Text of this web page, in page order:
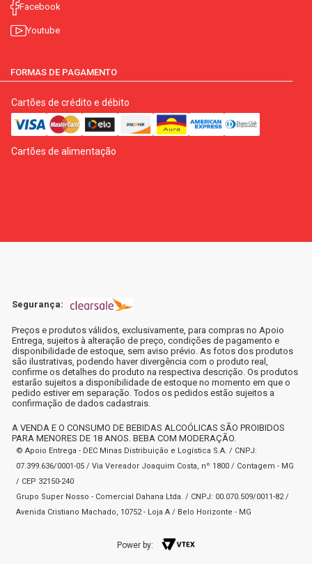
Facebook
Youtube
FORMAS DE PAGAMENTO
Cartões de crédito e débito
Cartões de alimentação
Segurança:
Preços e produtos válidos, exclusivamente, para compras no Apoio
Entrega, sujeitos à alteração de preço, condições de pagamento e
disponibilidade de estoque, sem aviso prévio. As fotos dos produtos
são ilustrativas, podendo haver divergência com o produto real,
confirme os detalhes do produto na respectiva descrição. Os produtos
estarão sujeitos a disponibilidade de estoque no momento em que o
pedido estiver em separação. Todos os pedidos estão sujeitos a
confirmação de dados cadastrais.
A VENDA E O CONSUMO DE BEBIDAS ALCOÓLICAS SÃO PROIBIDOS
PARA MENORES DE 18 ANOS. BEBA COM MODERAÇÃO.
© Apoio Entrega - DEC Minas Distribuição e Logística S.A. / CNPJ:
07.399.636/0001-05 / Via Vereador Joaquim Costa, nº 1800 / Contagem - MG
/ CEP 32150-240
Grupo Super Nosso - Comercial Dahana Ltda. / CNPJ: 00.070.509/0011-82 /
Avenida Cristiano Machado, 10752 - Loja A / Belo Horizonte - MG
Power by: